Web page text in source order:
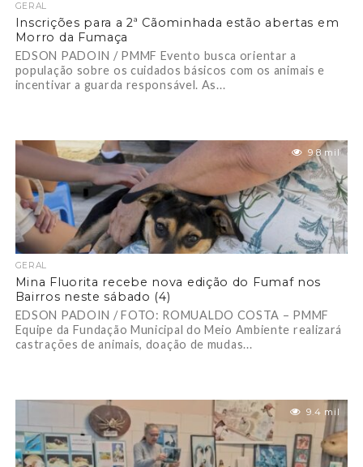
GERAL
Inscrições para a 2ª Cãominhada estão abertas em
Morro da Fumaça
EDSON PADOIN / PMMF Evento busca orientar a
população sobre os cuidados básicos com os animais e
incentivar a guarda responsável. As...
9.8 mil
GERAL
Mina Fluorita recebe nova edição do Fumaf nos
Bairros neste sábado (4)
EDSON PADOIN / FOTO: ROMUALDO COSTA – PMMF
Equipe da Fundação Municipal do Meio Ambiente realizará
castrações de animais, doação de mudas...
9.4 mil